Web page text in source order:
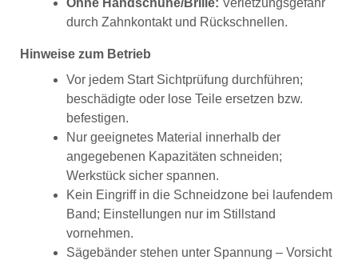
Ohne Handschuhe/Brille: Verletzungsgefahr
durch Zahnkontakt und Rückschnellen.
Hinweise zum Betrieb
Vor jedem Start Sichtprüfung durchführen;
beschädigte oder lose Teile ersetzen bzw.
befestigen.
Nur geeignetes Material innerhalb der
angegebenen Kapazitäten schneiden;
Werkstück sicher spannen.
Kein Eingriff in die Schneidzone bei laufendem
Band; Einstellungen nur im Stillstand
vornehmen.
Sägebänder stehen unter Spannung – Vorsicht